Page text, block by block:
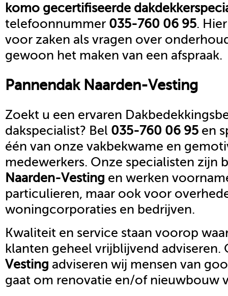
komo gecertifiseerde dakdekker
telefoonnummer 035-760 06 95.
voor zaken als vragen over
gewoon het maken van een afspraak.
Pannendak Naarden-Vesting
Zoekt u een ervaren
dakspecialist? Bel 035-760 06 95 en
één van onze vakbekwame en
medewerkers. Onze specialisten zijn
Naarden-Vesting en werken
particulieren, maar ook voor
woningcorporaties en bedrijven.
Kwaliteit en service staan voorop
klanten geheel vrijblijvend adviseren.
Vesting adviseren wij mensen van
gaat om renovatie en/of nieuwbouw